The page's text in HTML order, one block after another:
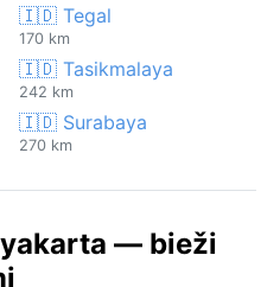
🇮🇩 Tegal
170 km
🇮🇩 Tasikmalaya
242 km
🇮🇩 Surabaya
270 km
— bieži